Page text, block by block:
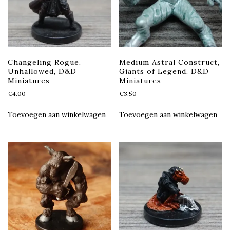
Changeling Rogue,
Unhallowed, D&D
Miniatures
€4.00
Toevoegen aan winkelwagen
Medium Astral Construct,
Giants of Legend, D&D
Miniatures
€3.50
Toevoegen aan winkelwagen